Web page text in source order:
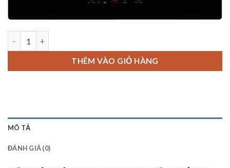
THÊM VÀO GIỎ HÀNG
MÔ TẢ
ĐÁNH GIÁ (0)